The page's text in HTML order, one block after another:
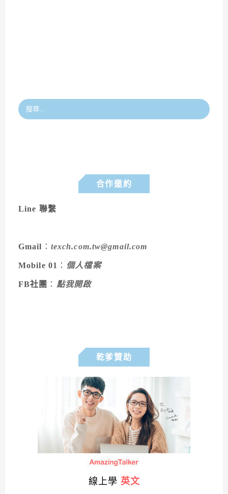
合作邀約
Line 聯繫
Gmail ： texch.com.tw@gmail.com
Mobile 01 ： 個人檔案
FB社團 ： 點我開啟
乾爹贊助
線上學 英文